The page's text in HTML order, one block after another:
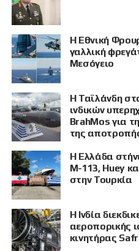
Η Εθνική
γαλλική
Μεσόγειο
Η Ταϊλάνδη
ινδικών
BrahMos για
της
Η Ελλάδα
M-113, Huey
στην Τουρκία
Η Ινδία
αεροπορικής
κινητήρας